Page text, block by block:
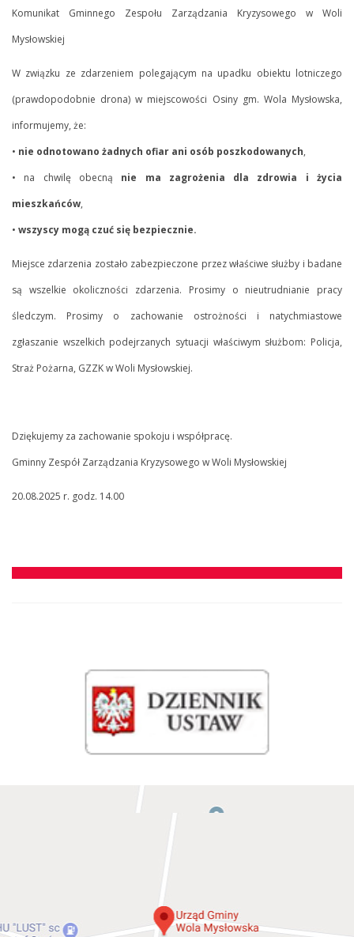
Komunikat Gminnego Zespołu Zarządzania Kryzysowego w Woli
Mysłowskiej
W związku ze zdarzeniem polegającym na upadku obiektu lotniczego
(prawdopodobnie drona) w miejscowości Osiny gm. Wola Mysłowska,
informujemy, że:
• nie odnotowano żadnych ofiar ani osób poszkodowanych,
• na chwilę obecną nie ma zagrożenia dla zdrowia i życia
mieszkańców,
• wszyscy mogą czuć się bezpiecznie.
Miejsce zdarzenia zostało zabezpieczone przez właściwe służby i badane
są wszelkie okoliczności zdarzenia. Prosimy o nieutrudnianie pracy
śledczym. Prosimy o zachowanie ostrożności i natychmiastowe
zgłaszanie wszelkich podejrzanych sytuacji właściwym służbom: Policja,
Straż Pożarna, GZZK w Woli Mysłowskiej.
Dziękujemy za zachowanie spokoju i współpracę.
Gminny Zespół Zarządzania Kryzysowego w Woli Mysłowskiej
20.08.2025 r. godz. 14.00